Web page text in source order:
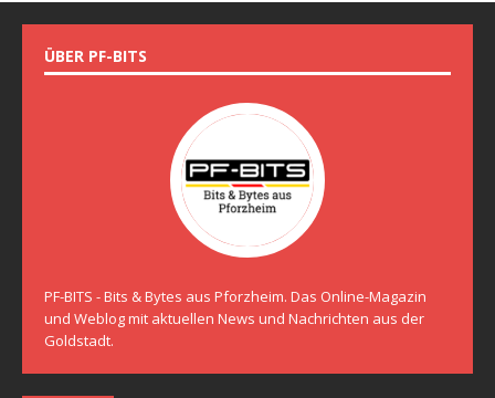
ÜBER PF-BITS
PF-BITS - Bits & Bytes aus Pforzheim. Das Online-Magazin
und Weblog mit aktuellen News und Nachrichten aus der
Goldstadt.